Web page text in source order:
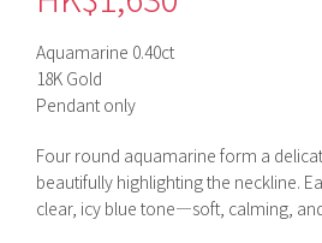
Aquamarine 0.40ct
18K Gold
Pendant only
Four round aquamarine form a
beautifully highlighting the neckline.
clear, icy blue tone—soft, calming,